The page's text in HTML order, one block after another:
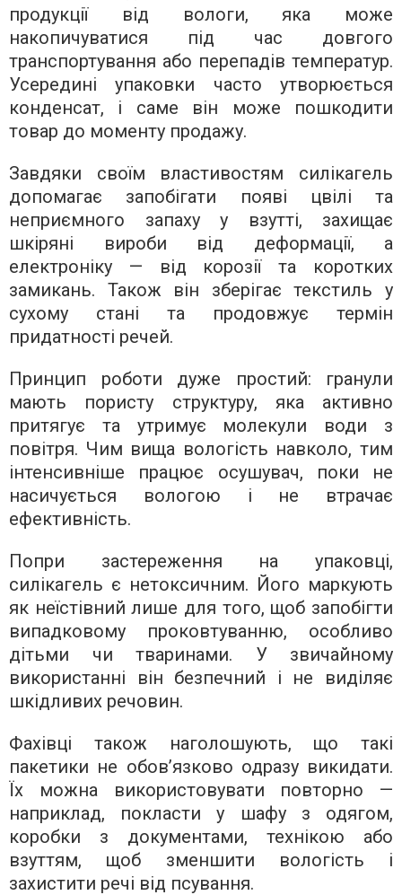
продукції від вологи, яка може
накопичуватися під час довгого
транспортування або перепадів температур.
Усередині упаковки часто утворюється
конденсат, і саме він може пошкодити
товар до моменту продажу.
Завдяки своїм властивостям силікагель
допомагає запобігати появі цвілі та
неприємного запаху у взутті, захищає
шкіряні вироби від деформації, а
електроніку — від корозії та коротких
замикань. Також він зберігає текстиль у
сухому стані та продовжує термін
придатності речей.
Принцип роботи дуже простий: гранули
мають пористу структуру, яка активно
притягує та утримує молекули води з
повітря. Чим вища вологість навколо, тим
інтенсивніше працює осушувач, поки не
насичується вологою і не втрачає
ефективність.
Попри застереження на упаковці,
силікагель є нетоксичним. Його маркують
як неїстівний лише для того, щоб запобігти
випадковому проковтуванню, особливо
дітьми чи тваринами. У звичайному
використанні він безпечний і не виділяє
шкідливих речовин.
Фахівці також наголошують, що такі
пакетики не обов’язково одразу викидати.
Їх можна використовувати повторно —
наприклад, покласти у шафу з одягом,
коробки з документами, технікою або
взуттям, щоб зменшити вологість і
захистити речі від псування.